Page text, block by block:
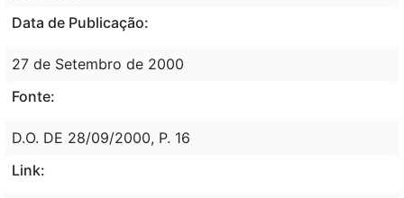
Data de Publicação:
27 de Setembro de 2000
Fonte:
D.O. DE 28/09/2000, P. 16
Link: